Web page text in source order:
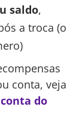
saldo,
a troca (o
conta, veja
do